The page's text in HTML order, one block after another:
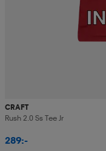
CRAFT
Rush 2.0 Ss Tee Jr
289:-